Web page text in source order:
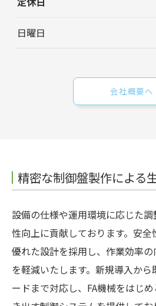
日曜日
会社概要へ
精密な制御盤製作による
設備の仕様や運用環境に応じた
性向上に貢献しております。安
優れた設計を採用し、作業効率
を軽減いたします。新規導入か
ードまで対応し、FA機械をはじ